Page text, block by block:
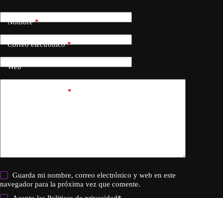
Nombre*
Correo electrónico*
Web
*
Guarda mi nombre, correo electrónico y web en este
navegador para la próxima vez que comente.